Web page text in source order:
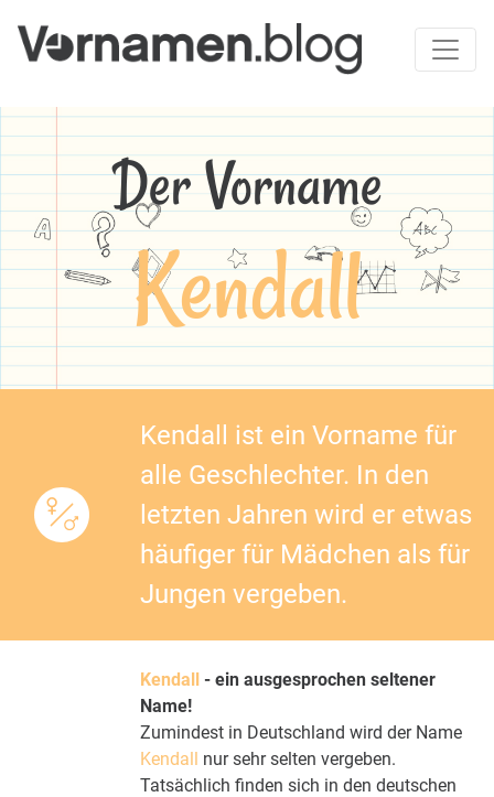
Der Vorname
Kendall
Kendall ist ein Vorname für
alle Geschlechter. In den
letzten Jahren wird er etwas
häufiger für Mädchen als für
Jungen vergeben.
Kendall - ein ausgesprochen seltener
Name!
Zumindest in Deutschland wird der Name
Kendall nur sehr selten vergeben.
Tatsächlich finden sich in den deutschen